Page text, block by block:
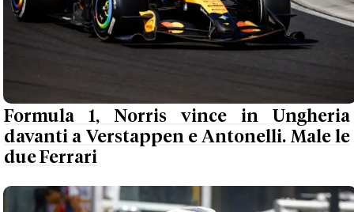
Formula 1, Norris vince in Ungheria
davanti a Verstappen e Antonelli. Male le
due Ferrari